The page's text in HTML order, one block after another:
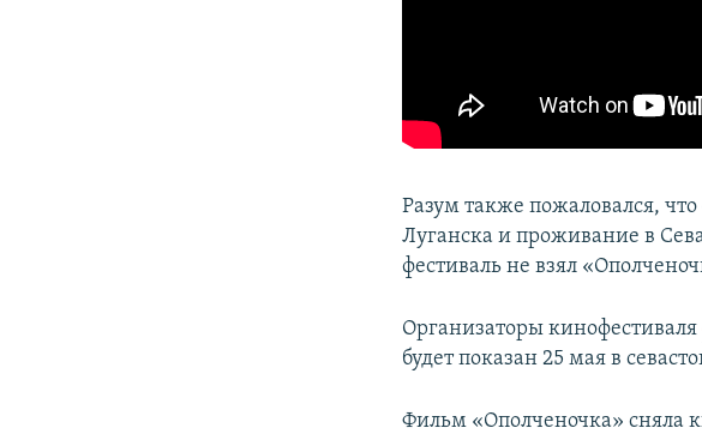
Разум также пожаловался,
Луганска и проживание в
фестиваль не взял
Организаторы кинофестиваля
будет показан 25 мая в
Фильм «Ополченочка» сняла